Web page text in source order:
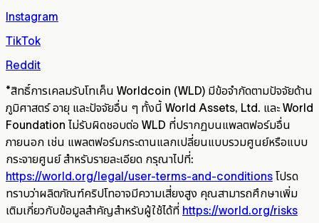
Instagram
TikTok
Reddit
*สิทธิ์การเคลมรับโทเค็น Worldcoin (WLD) มีข้อจำกัดตามปัจจัยด้าน
ภูมิศาสตร์ อายุ และปัจจัยอื่น ๆ ทั้งนี้ World Assets, Ltd. และ World
Foundation ไม่รับผิดชอบต่อ WLD ที่ปรากฏบนแพลตฟอร์มอื่น
ภายนอก เช่น แพลตฟอร์มกระดานแลกเปลี่ยนแบบรวมศูนย์หรือแบบ
กระจายศูนย์ สำหรับรายละเอียด กรุณาไปที่:
https://world.org/legal/user-terms-and-conditions โปรด
ทราบว่าผลิตภัณฑ์คริปโทอาจมีความเสี่ยงสูง คุณสามารถศึกษาเพิ่ม
เติมเกี่ยวกับข้อมูลสำคัญสำหรับผู้ใช้ได้ที่ https://world.org/risks